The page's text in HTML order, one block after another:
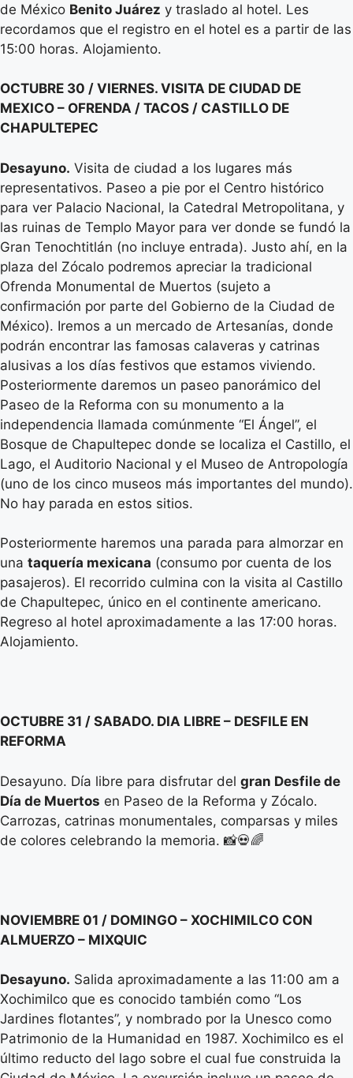
de México Benito Juárez y traslado al hotel. Les
recordamos que el registro en el hotel es a partir de las
15:00 horas. Alojamiento.
OCTUBRE 30 / VIERNES. VISITA DE CIUDAD DE
MEXICO – OFRENDA / TACOS / CASTILLO DE
CHAPULTEPEC
Desayuno. Visita de ciudad a los lugares más
representativos. Paseo a pie por el Centro histórico
para ver Palacio Nacional, la Catedral Metropolitana, y
las ruinas de Templo Mayor para ver donde se fundó la
Gran Tenochtitlán (no incluye entrada). Justo ahí, en la
plaza del Zócalo podremos apreciar la tradicional
Ofrenda Monumental de Muertos (sujeto a
confirmación por parte del Gobierno de la Ciudad de
México). Iremos a un mercado de Artesanías, donde
podrán encontrar las famosas calaveras y catrinas
alusivas a los días festivos que estamos viviendo.
Posteriormente daremos un paseo panorámico del
Paseo de la Reforma con su monumento a la
independencia llamada comúnmente “El Ángel”, el
Bosque de Chapultepec donde se localiza el Castillo, el
Lago, el Auditorio Nacional y el Museo de Antropología
(uno de los cinco museos más importantes del mundo).
No hay parada en estos sitios.
Posteriormente haremos una parada para almorzar en
una taquería mexicana (consumo por cuenta de los
pasajeros). El recorrido culmina con la visita al Castillo
de Chapultepec, único en el continente americano.
Regreso al hotel aproximadamente a las 17:00 horas.
Alojamiento.
OCTUBRE 31 / SABADO. DIA LIBRE – DESFILE EN
REFORMA
Desayuno. Día libre para disfrutar del gran Desfile de
Día de Muertos en Paseo de la Reforma y Zócalo.
Carrozas, catrinas monumentales, comparsas y miles
de colores celebrando la memoria. 📸💀🌈
NOVIEMBRE 01 / DOMINGO – XOCHIMILCO CON
ALMUERZO – MIXQUIC
Desayuno. Salida aproximadamente a las 11:00 am a
Xochimilco que es conocido también como “Los
Jardines flotantes”, y nombrado por la Unesco como
Patrimonio de la Humanidad en 1987. Xochimilco es el
último reducto del lago sobre el cual fue construida la